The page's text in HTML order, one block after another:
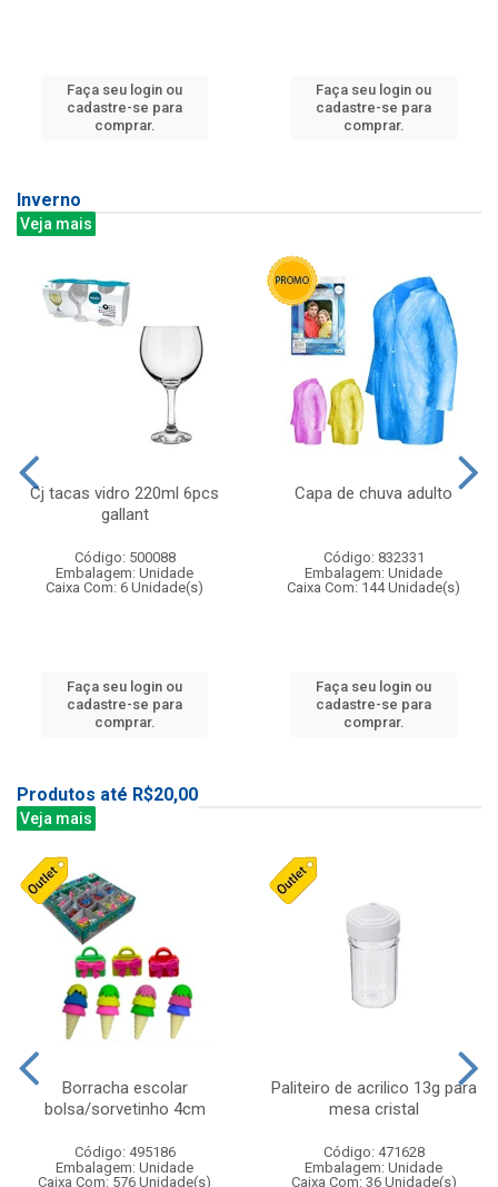
Faça seu login ou
cadastre-se para
comprar.
Faça seu login ou
cadastre-se para
comprar.
Inverno
Veja mais
Cj tacas vidro 220ml 6pcs
gallant
Código: 500088
Embalagem: Unidade
Caixa Com: 6 Unidade(s)
Faça seu login ou
cadastre-se para
comprar.
Capa de chuva adulto
Código: 832331
Embalagem: Unidade
Caixa Com: 144 Unidade(s)
Faça seu login ou
cadastre-se para
comprar.
Produtos até R$20,00
Veja mais
Borracha escolar
bolsa/sorvetinho 4cm
Código: 495186
Embalagem: Unidade
Caixa Com: 576 Unidade(s)
Paliteiro de acrilico 13g para
mesa cristal
Código: 471628
Embalagem: Unidade
Caixa Com: 36 Unidade(s)